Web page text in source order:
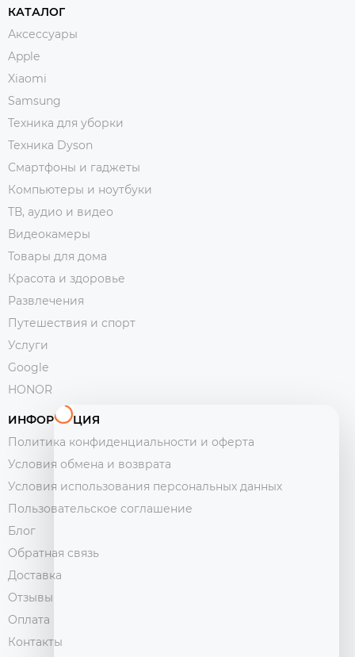
КАТАЛОГ
Аксессуары
Apple
Xiaomi
Samsung
Техника для уборки
Техника Dyson
Смартфоны и гаджеты
Компьютеры и ноутбуки
ТВ, аудио и видео
Видеокамеры
Товары для дома
Красота и здоровье
Развлечения
Путешествия и спорт
Услуги
Google
HONOR
ИНФОРМАЦИЯ
Политика конфиденциальности и оферта
Условия обмена и возврата
Условия использования персональных данных
Пользовательское соглашение
Блог
Обратная связь
Доставка
Отзывы
Оплата
Контакты